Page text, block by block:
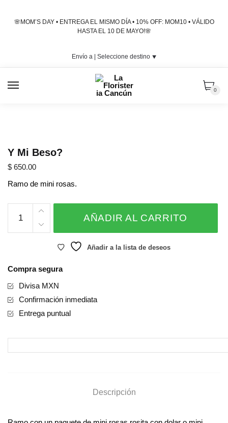
🌸MOM’S DAY • ENTREGA EL MISMO DÍA • 10% OFF: MOM10 • VÁLIDO
HASTA EL 10 DE MAYO!🌸
Envío a | Seleccione destino⯆
0
Y Mi Beso?
$ 650.00
Ramo de mini rosas.
Beso?
AÑADIR AL CARRITO
Añadir a la lista de deseos
Compra segura
Divisa MXN
Confirmación inmediata
Entrega puntual
Descripción